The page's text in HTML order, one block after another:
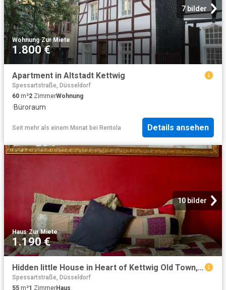
7 bilder
Wohnung·Zur Miete
1.800 €
Apartment in Altstadt Kettwig
Spessartstraße, Düsseldorf
60 m²2 ZimmerWohnung
·Büroraum
Seit mehr als einem Monat bei Rentola Details ansehen
10 bilder
Haus·Zur Miete
1.190 €
Hidden little House in Heart of Kettwig Old Town, Essen Amsterdam Apartments for Rent
Spessartstraße, Düsseldorf
55 m²1 ZimmerHaus